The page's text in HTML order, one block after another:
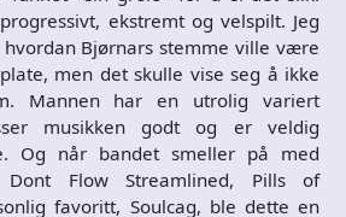
ekstremt og velspilt. Jeg
Bjørnars stemme ville være
men det skulle vise seg å ikke
Mannen har en utrolig variert
musikken godt og er veldig
Og når bandet smeller på med
Flow Streamlined, Pills of
favoritt, Soulcag, ble dette en